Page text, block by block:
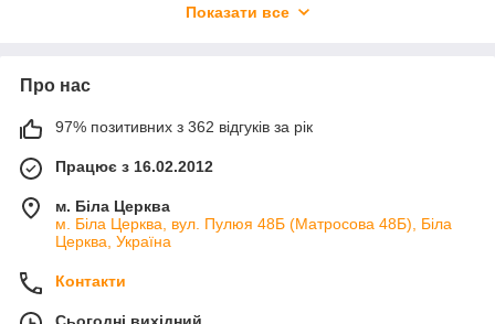
Широкий вибір моделей: від стандартних до
Надійність і якість
якості, щоб ваші дані завжди були в безпеці.
зберігання документів, фотографій, відео та інших
Оберіть флешку USB об'ємом 16 Гб для безпечного та
зручного зберігання вашої інформації.
Показати все
Про нас
97% позитивних з 362 відгуків за рік
Працює з 16.02.2012
м. Біла Церква
м. Біла Церква, вул. Пулюя 48Б (Матросова 48Б), Біла
Церква, Україна
Контакти